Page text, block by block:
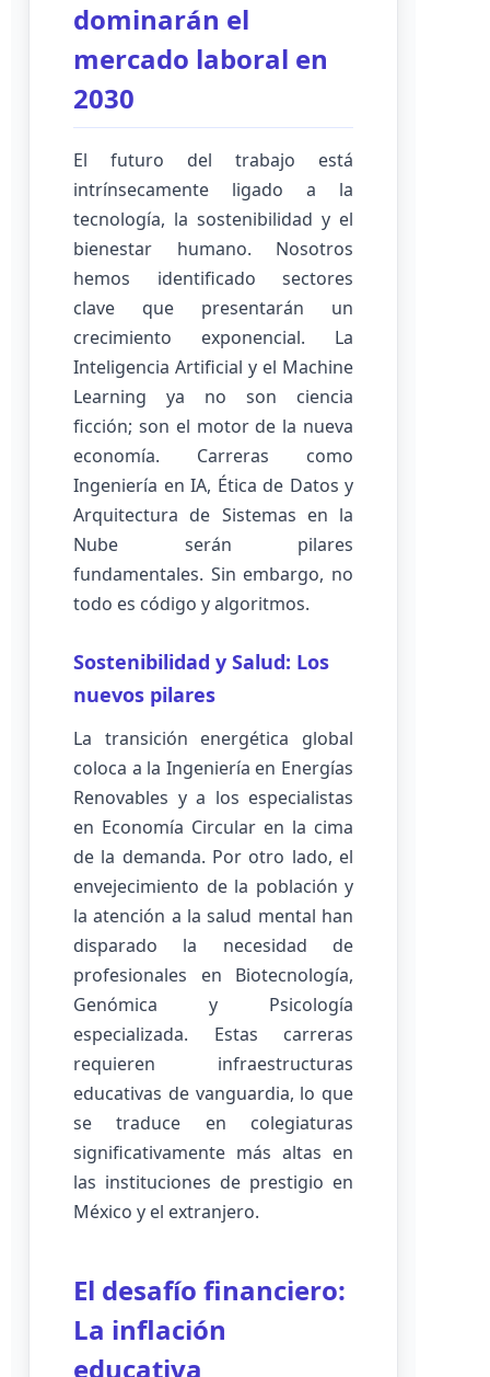
dominarán el
mercado laboral en
2030
El futuro del trabajo está
intrínsecamente ligado a la
tecnología, la sostenibilidad y el
bienestar humano. Nosotros
hemos identificado sectores
clave que presentarán un
crecimiento exponencial. La
Inteligencia Artificial y el Machine
Learning ya no son ciencia
ficción; son el motor de la nueva
economía. Carreras como
Ingeniería en IA, Ética de Datos y
Arquitectura de Sistemas en la
Nube serán pilares
fundamentales. Sin embargo, no
todo es código y algoritmos.
Sostenibilidad y Salud: Los
nuevos pilares
La transición energética global
coloca a la Ingeniería en Energías
Renovables y a los especialistas
en Economía Circular en la cima
de la demanda. Por otro lado, el
envejecimiento de la población y
la atención a la salud mental han
disparado la necesidad de
profesionales en Biotecnología,
Genómica y Psicología
especializada. Estas carreras
requieren infraestructuras
educativas de vanguardia, lo que
se traduce en colegiaturas
significativamente más altas en
las instituciones de prestigio en
México y el extranjero.
El desafío financiero:
La inflación
educativa